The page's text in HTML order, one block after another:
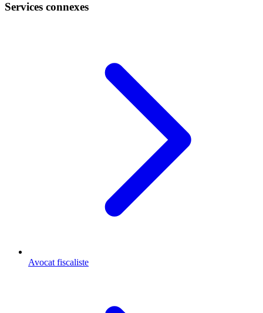
Services connexes
Avocat fiscaliste